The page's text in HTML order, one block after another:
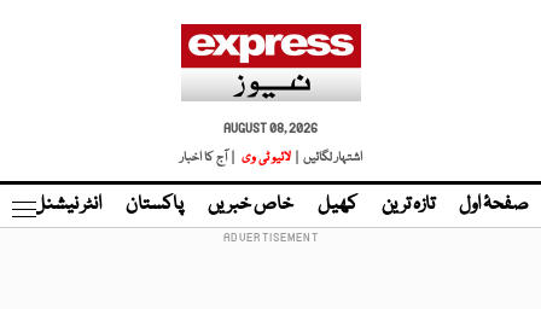
AUGUST 08, 2026
اشتہار لگائیں |
لائیو ٹی وی | آج کا اخبار
صفحۂ اول تازہ ترین کھیل خاص خبریں پاکستان انٹر نیشنل